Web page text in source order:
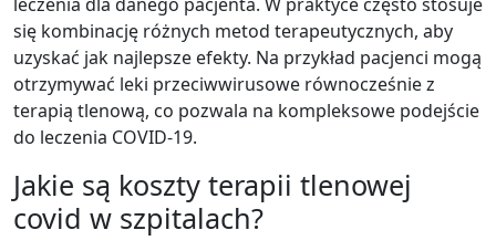
się kombinację różnych metod terapeutycznych, aby
uzyskać jak najlepsze efekty. Na przykład pacjenci mogą
otrzymywać leki przeciwwirusowe równocześnie z
terapią tlenową, co pozwala na kompleksowe podejście
do leczenia COVID-19.
Jakie są koszty terapii tlenowej
covid w szpitalach?